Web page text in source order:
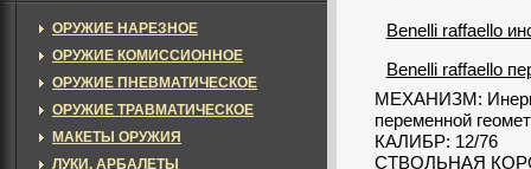
Benelli raffaello
Benelli raffaello
МЕХАНИЗМ:
переменной
КАЛИБР: 12/76
СТВОЛЬНАЯ
ОРУЖИЕ НАРЕЗНОЕ
ОРУЖИЕ КОМИССИОННОЕ
ОРУЖИЕ ПНЕВМАТИЧЕСКОЕ
ОРУЖИЕ ТРАВМАТИЧЕСКОЕ
МАКЕТЫ ОРУЖИЯ
ЛУКИ, АРБАЛЕТЫ